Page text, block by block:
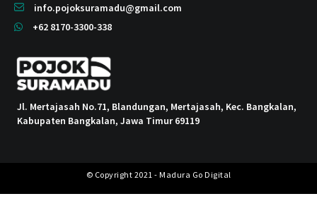
info.pojoksuramadu@gmail.com
+62 8170-3300-338
Jl. Mertajasah No.71, Blandungan, Mertajasah, Kec. Bangkalan,
Kabupaten Bangkalan, Jawa Timur 69119
© Copyright 2021 - Madura Go Digital